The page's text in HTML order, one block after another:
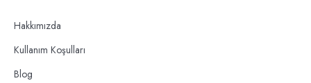
Hakkımızda
Kullanım Koşulları
Blog